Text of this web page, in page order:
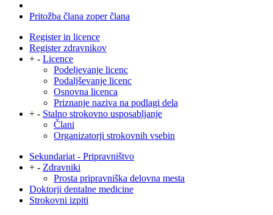
Pritožba člana zoper člana
Register in licence
Register zdravnikov
+ - Licence
Podeljevanje licenc
Podaljševanje licenc
Osnovna licenca
Priznanje naziva na podlagi dela
+ - Stalno strokovno usposabljanje
Člani
Organizatorji strokovnih vsebin
Sekundariat - Pripravništvo
+ - Zdravniki
Prosta pripravniška delovna mesta
Doktorji dentalne medicine
Strokovni izpiti